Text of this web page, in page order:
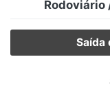
Rodoviário
Saída